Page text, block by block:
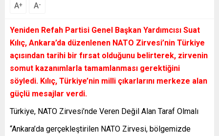
A+ A-
Yeniden Refah Partisi Genel Başkan Yardımcısı Suat
Kılıç, Ankara’da düzenlenen NATO Zirvesi’nin Türkiye
açısından tarihi bir fırsat olduğunu belirterek, zirvenin
somut kazanımlarla tamamlanması gerektiğini
söyledi. Kılıç, Türkiye’nin milli çıkarlarını merkeze alan
güçlü mesajlar verdi.
Türkiye, NATO Zirvesi’nde Veren Değil Alan Taraf Olmalı
“Ankara’da gerçekleştirilen NATO Zirvesi, bölgemizde